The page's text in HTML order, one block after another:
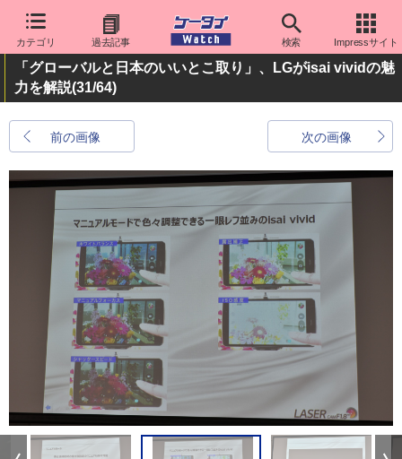
カテゴリ 過去記事 検索 Impressサイト
「グローバルと日本のいいとこ取り」、LGがisai vividの魅
力を解説(31/64)
前の画像 次の画像